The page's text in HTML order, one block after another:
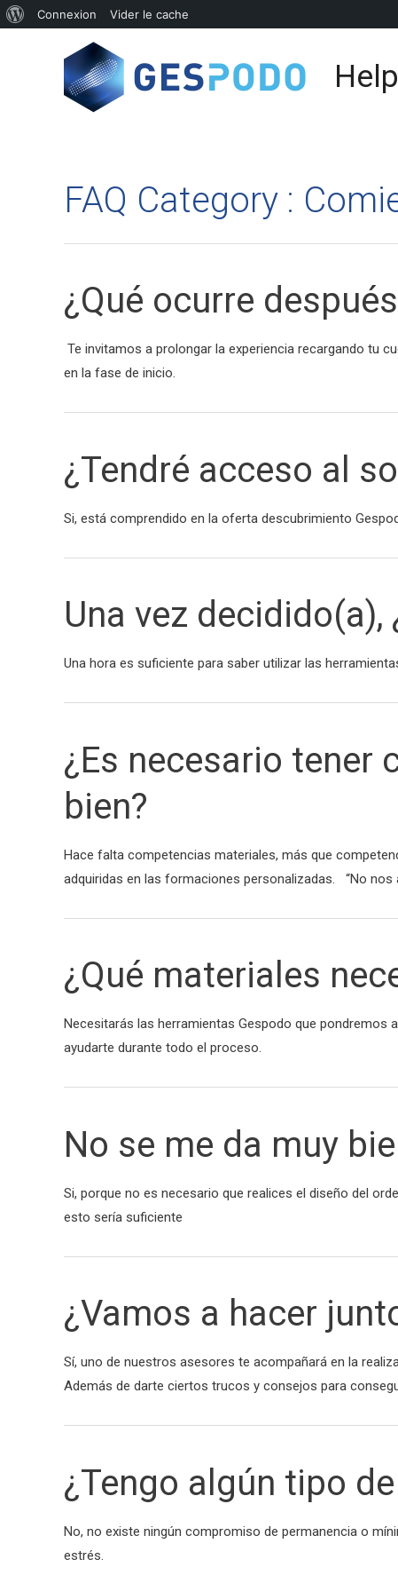
Connexion Vider le cache
FAQ Category :
¿Qué ocurre
Te invitamos a prolongar la experiencia recargando tu
en la fase de inicio.
¿Tendré acceso al
Si, está comprendido en la oferta descubrimiento
Una vez
Una hora es suficiente para saber utilizar las
¿Es necesario
bien?
Hace falta competencias materiales, más que
adquiridas en las formaciones personalizadas. “No
¿Qué materiales
Necesitarás las herramientas Gespodo que
ayudarte durante todo el proceso.
No se me da muy
Si, porque no es necesario que realices el diseño del
esto sería suficiente
¿Vamos a hacer
Sí, uno de nuestros asesores te acompañará en la
Además de darte ciertos trucos y consejos para
¿Tengo algún tipo
No, no existe ningún compromiso de permanencia o
estrés.